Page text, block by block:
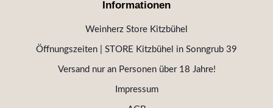
Informationen
Weinherz Store Kitzbühel
Öffnungszeiten | STORE Kitzbühel in Sonngrub 39
Versand nur an Personen über 18 Jahre!
Impressum